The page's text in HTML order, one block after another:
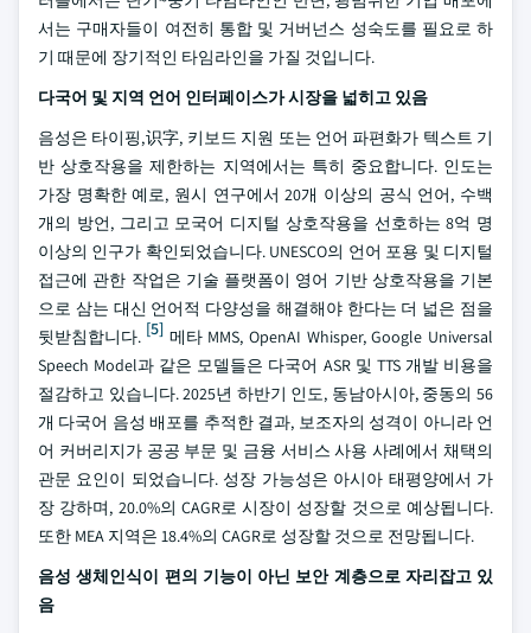
서는 구매자들이 여전히 통합 및 거버넌스 성숙도를 필요로 하
기 때문에 장기적인 타임라인을 가질 것입니다.
다국어 및 지역 언어 인터페이스가 시장을 넓히고 있음
음성은 타이핑,识字, 키보드 지원 또는 언어 파편화가 텍스트 기
반 상호작용을 제한하는 지역에서는 특히 중요합니다. 인도는
가장 명확한 예로, 원시 연구에서 20개 이상의 공식 언어, 수백
개의 방언, 그리고 모국어 디지털 상호작용을 선호하는 8억 명
이상의 인구가 확인되었습니다. UNESCO의 언어 포용 및 디지털
접근에 관한 작업은 기술 플랫폼이 영어 기반 상호작용을 기본
으로 삼는 대신 언어적 다양성을 해결해야 한다는 더 넓은 점을
뒷받침합니다. [5] 메타 MMS, OpenAI Whisper, Google Universal
Speech Model과 같은 모델들은 다국어 ASR 및 TTS 개발 비용을
절감하고 있습니다. 2025년 하반기 인도, 동남아시아, 중동의 56
개 다국어 음성 배포를 추적한 결과, 보조자의 성격이 아니라 언
어 커버리지가 공공 부문 및 금융 서비스 사용 사례에서 채택의
관문 요인이 되었습니다. 성장 가능성은 아시아 태평양에서 가
장 강하며, 20.0%의 CAGR로 시장이 성장할 것으로 예상됩니다.
또한 MEA 지역은 18.4%의 CAGR로 성장할 것으로 전망됩니다.
음성 생체인식이 편의 기능이 아닌 보안 계층으로 자리잡고 있
음